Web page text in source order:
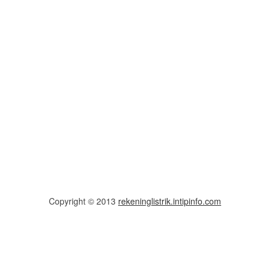
Copyright © 2013 rekeninglistrik.intipinfo.com